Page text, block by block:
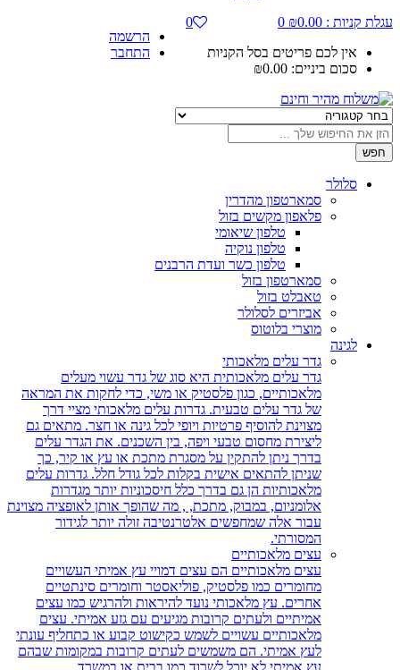
עגלת קניות :
₪0.00
0
אין לכם פריטים בסל הקניות
סכום ביניים:
₪0.00
0
הרשמה
התחבר
חפש
סלולר
סמארטפון מהדרין
פלאפון מקשים בזול
טלפון שיאומי
טלפון נוקיה
טלפון כשר ועדת הרבנים
סמארטפון בזול
טאבלט בזול
אביזרים לסלולר
מוצרי בלוטוס
לגינה
גדר עלים מלאכותי
גדר עלים מלאכותית היא סוג של גדר עשוי מעלים
מלאכותיים, כגון פלסטיק או משי, כדי לחקות את המראה
של גדר עלים טבעית. גדרות עלים מלאכותי מציי דרך
מצוינת להוסיף פרטיות ויופי לכל גינה או חצר. מתאים גם
ליצירת מחסום טבעי ויפה, בין השכנים. את הגדר עלים
בדרך ניתן להתקין על מסגרת מתכת או עץ או קיר, כך
שניתן להתאים אישית בקלות לכל גודל חלל. גדרות עלים
מלאכותיות הן גם בדרך כלל חיסכוניות יותר מגדרות
אלומניום, במבוק, מתכת, , מה שהופך אותן לאופציה מצוינת
עבור אלה שמחפשים אלטרנטיבה זולה יותר לגידור
המסורתי.
עצים מלאכותיים
עצים מלאכותיים הם עצים דמויי עץ אמיתי העשויים
מחומרים כמו פלסטיק, פוליאסטר וחומרים סינתטיים
אחרים. עץ מלאכותי נועד להיראות ולהרגיש כמו עצים
אמיתיים ולעתים קרובות מגיעים עם גזע אמיתי. עצים
מלאכותיים עשויים לשמש כקישוט קבוע או כתחליף עונתי
לעץ אמיתי. הם משמשים לעתים קרובות במקומות שבהם
עץ אמיתי לא יוכל לשרוד כמו בבית או במשרד.